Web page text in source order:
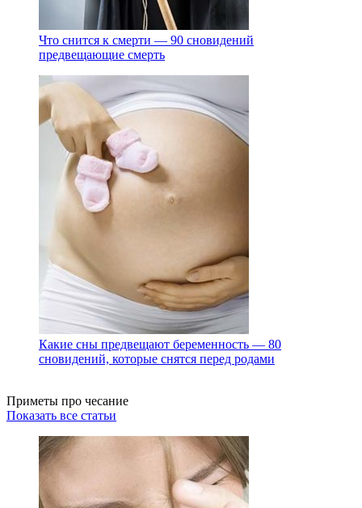
Что снится к смерти — 90 сновидений
предвещающие смерть
Какие сны предвещают беременность — 80
сновидений, которые снятся перед родами
Приметы про чесание
Показать все статьи